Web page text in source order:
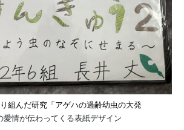
組んだ研究「アゲハの過齢幼虫の大発
愛情が伝わってくる表紙デザイン